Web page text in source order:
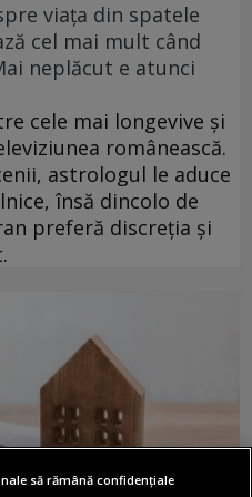
viața din spatele
cel mai mult când
neplăcut e atunci
cele mai longevive și
românească.
astrologul le aduce
însă dincolo de
preferă discreția și
să rămână confidențiale